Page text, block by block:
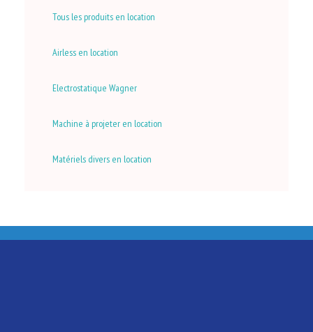
Tous les produits en location
Airless en location
Electrostatique Wagner
Machine à projeter en location
Matériels divers en location